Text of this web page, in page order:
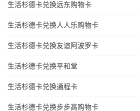
生活杉德卡兑换远东购物卡
生活杉德卡兑换人人乐购物卡
生活杉德卡兑换友谊阿波罗卡
生活杉德卡兑换平和堂
生活杉德卡兑换通程卡
生活杉德卡兑换步步高购物卡